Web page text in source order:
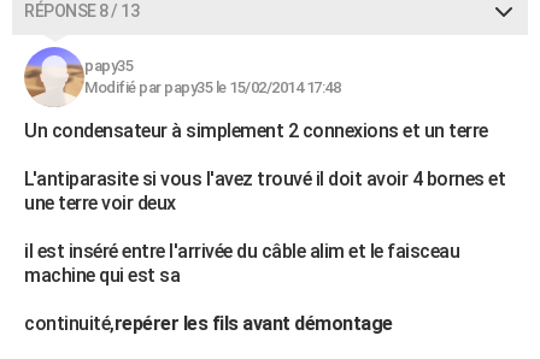
RÉPONSE 8 / 13
papy35
Modifié par papy35 le 15/02/2014 17:48
Un condensateur à simplement 2 connexions et un terre
L'antiparasite si vous l'avez trouvé il doit avoir 4 bornes et
une terre voir deux
il est inséré entre l'arrivée du câble alim et le faisceau
machine qui est sa
continuité,repérer les fils avant démontage